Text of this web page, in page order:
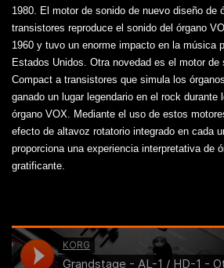
1980. El motor de sonido de nuevo diseño de
transistores reproduce el sonido del órgano
1960 y tuvo un enorme impacto en la música
Estados Unidos. Otra novedad es el motor de
Compact a transistores que simula los
ganado un lugar legendario en el rock durante
órgano VOX. Mediante el uso de estos
efecto de altavoz rotatorio integrado en cada
proporciona una experiencia interpretativa de
gratificante.